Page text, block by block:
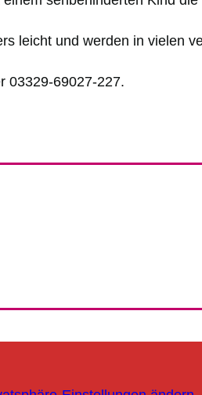
leicht und werden in vielen
03329-69027-227.